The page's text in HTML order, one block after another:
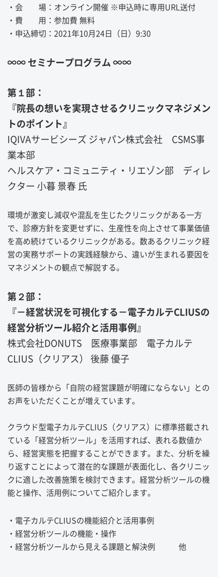
・会 場：オンライン開催 ※申込時に専用URL送付
・費 用：参加費 無料
・申込締切：2021年10月24日（日）9:30
∞∞ セミナープログラム ∞∞
第１部：
『院長の想いを実現させるクリニックマネジメン
トのポイント』
IQIVAサービシーズ ジャパン株式会社 CSMS事
業本部
ヘルスケア・コミュニティ・リエゾン部 ディレ
クター 小暮 景春 氏
環境が激変し減収や混乱を生じたクリニックがある一方
で、診療方針を変更せずに、生産性を向上させて事業価値
を高め続けているクリニックがある。数あるクリニック経
営の実務サポートの実践経験から、違いが生まれる要因を
マネジメントの観点で解説する。
第２部：
『－経営状況を可視化する－電子カルテCLIUSの
経営分析ツール紹介と活用事例』
株式会社DONUTS 医療事業部 電子カルテ
CLIUS（クリアス） 後藤 優子
医師の皆様から「自院の経営課題が明確にならない」との
お声をいただくことが増えています。
クラウド型電子カルテCLIUS（クリアス）に標準搭載され
ている「経営分析ツール」を活用すれば、表れる数値か
ら、経営実態を把握することができます。また、分析を繰
り返すことによって潜在的な課題が表面化し、各クリニッ
クに適した改善施策を検討できます。経営分析ツールの機
能と操作、活用例についてご紹介します。
・電子カルテCLIUSの機能紹介と活用事例
・経営分析ツールの機能・操作
・経営分析ツールから見える課題と解決例 他